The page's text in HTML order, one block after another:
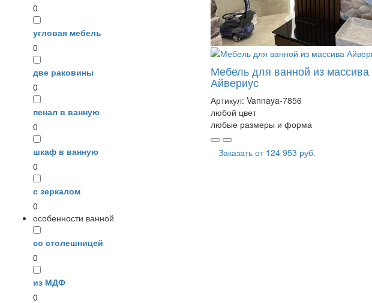
0
угловая мебель
0
две раковины
0
пенал в ванную
0
шкаф в ванную
0
с зеркалом
0
особенности ванной
со столешницей
0
из МДФ
0
Мебель для ванной из массива
Айвериус
Артикул: Vannaya-7856
любой цвет
любые размеры и форма
Заказать от 124 953 руб.